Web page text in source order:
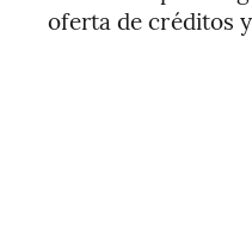
oferta de créditos